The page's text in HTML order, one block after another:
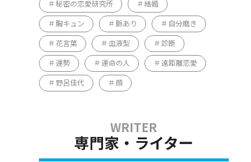
秘密の恋愛研究所 結婚
胸キュン 脈あり 自分磨き
花言葉 血液型 診断
運勢 運命の人 遠距離恋愛
野呂佳代 顔
専門家・ライター